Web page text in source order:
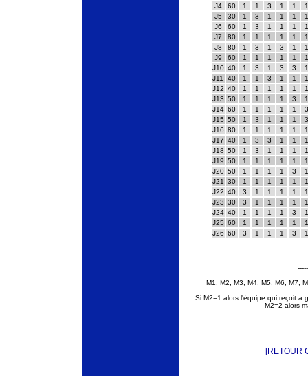
J4
60 1 1 3 1 1
1
J5
30 1 3 1 1 1
1
J6
60 1 3 1 1 1
1
J7
80 1 1 1 1 1
1
J8
80 1 3 1 3 1
1
J9
60 1 1 1 1 1
1
J10 40 1 3 1 3 3
1
J11
40 1 1 3 1 1
1
J12 40 1 1 1 1 1
1
J13 50 1 1 1 1 3
1
J14 60 1 1 1 1 1
3
J15 50 1 3 1 1 1
3
J16 80 1 1 1 1 1
1
J17 40 1 3 3 1 1
1
J18 50 1 3 1 1 1
1
J19 50 1 1 1 1 1
1
J20 50 1 1 1 1 3
1
J21
30 1 1 1 1 1
1
J22 40 3 1 1 1 1
1
J23 30 3 1 1 1 1
1
J24 40 1 1 1 1 3
1
J25 60 1 1 1 1 1
1
J26 60 3 1 1 1 3 1
M1, M2, M3, M4, M5, M6, M7,
Si M2=1 alors l'équipe qui reçoit a
M2=2 alors
[RETOUR